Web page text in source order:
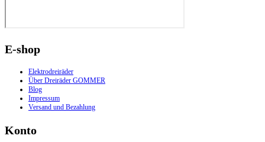
E-shop
Elektrodreiräder
Über Dreiräder GOMMER
Blog
Impressum
Versand und Bezahlung
Konto